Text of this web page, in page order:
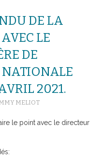
DE LA
LE
DE
NATIONALE
2021.
MELIOT
le point avec le directeur